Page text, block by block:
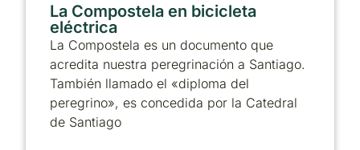
La Compostela en bicicleta
eléctrica
La Compostela es un documento que
acredita nuestra peregrinación a Santiago.
También llamado el «diploma del
peregrino», es concedida por la Catedral
de Santiago